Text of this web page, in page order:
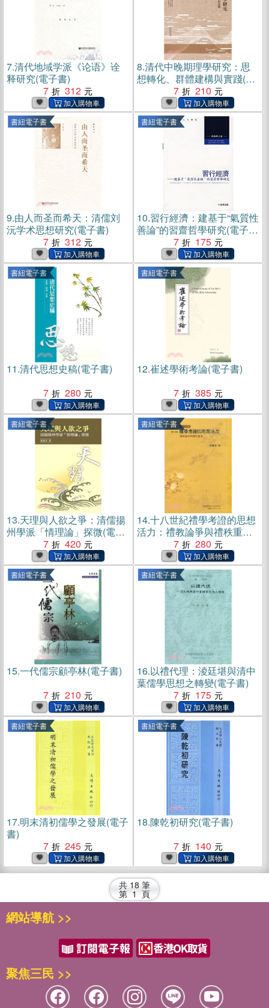
7.清代地域学派《论语》诠
释研究(電子書)
7
312
8.清代中晚期理學研究：思
想轉化、群體建構與實踐(電
7 210
書紐電子書
9.由人而圣而希天：清儒刘
沅学术思想研究(電子書)
7
312
書紐電子書
10.習行經濟：建基于“氣質性
善論”的習齋哲學研究(電子
7 175
書紐電子書
11.清代思想史稿(電子書)
7
280
書紐電子書
12.崔述學術考論(電子書)
7
385
書紐電子書
13.天理與人欲之爭：清儒揚
州學派「情理論」探微(電子
7 420
書紐電子書
14.十八世紀禮學考證的思想
活力：禮教論爭與禮秩重省
7 280
書紐電子書
15.一代儒宗顧亭林(電子書)
7
210
書紐電子書
16.以禮代理：淩廷堪與清中
葉儒學思想之轉變(電子書)
7
175
書紐電子書
17.明末清初儒學之發展(電子
書)
7
245
書紐電子書
18.陳乾初研究(電子書)
7
140
共 18 筆
第 1 頁
網站導航 >>
聚焦三民 >>